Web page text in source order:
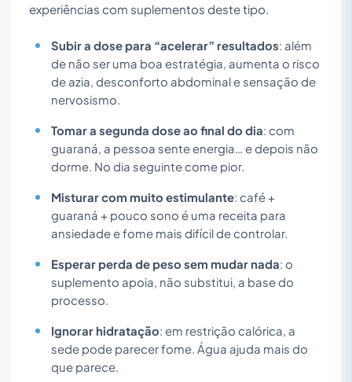
experiências com suplementos deste tipo.
Subir a dose para “acelerar” resultados: além
de não ser uma boa estratégia, aumenta o risco
de azia, desconforto abdominal e sensação de
nervosismo.
Tomar a segunda dose ao final do dia: com
guaraná, a pessoa sente energia… e depois não
dorme. No dia seguinte come pior.
Misturar com muito estimulante: café +
guaraná + pouco sono é uma receita para
ansiedade e fome mais difícil de controlar.
Esperar perda de peso sem mudar nada: o
suplemento apoia, não substitui, a base do
processo.
Ignorar hidratação: em restrição calórica, a
sede pode parecer fome. Água ajuda mais do
que parece.